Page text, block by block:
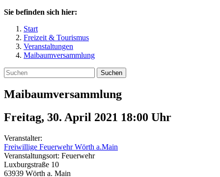
Sie befinden sich hier:
Start
Freizeit & Tourismus
Veranstaltungen
Maibaumversammlung
Suchen
Maibaumversammlung
Freitag, 30. April 2021 18:00 Uhr
Veranstalter:
Freiwillige Feuerwehr Wörth a.Main
Veranstaltungsort: Feuerwehr
Luxburgstraße 10
63939 Wörth a. Main